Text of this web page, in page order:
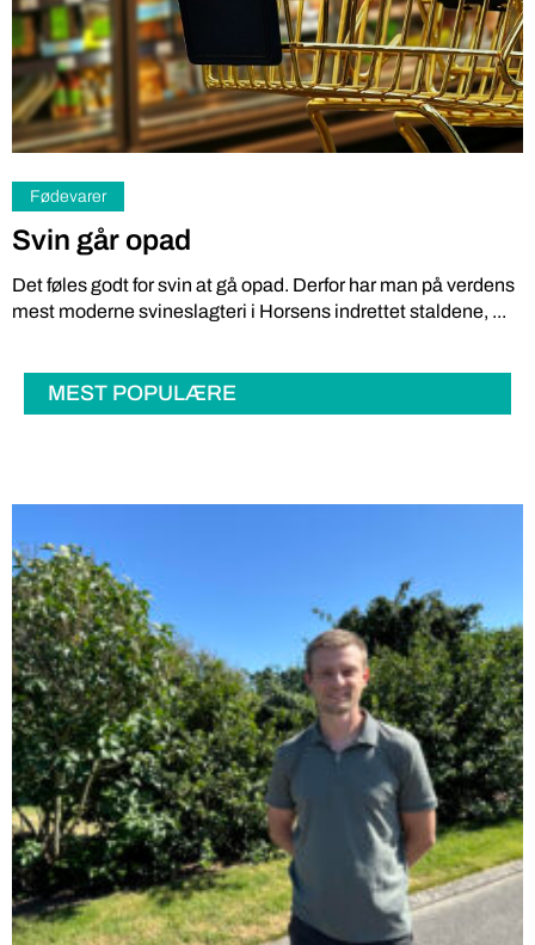
Fødevarer
Svin går opad
Det føles godt for svin at gå opad. Derfor har man på verdens
mest moderne svineslagteri i Horsens indrettet staldene, ...
MEST POPULÆRE